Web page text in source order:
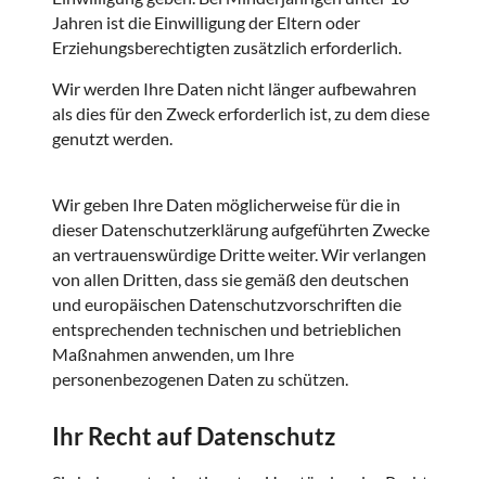
Jahren ist die Einwilligung der Eltern oder
Erziehungsberechtigten zusätzlich erforderlich.
Wir werden Ihre Daten nicht länger aufbewahren
als dies für den Zweck erforderlich ist, zu dem diese
genutzt werden.
Wir geben Ihre Daten möglicherweise für die in
dieser Datenschutzerklärung aufgeführten Zwecke
an vertrauenswürdige Dritte weiter. Wir verlangen
von allen Dritten, dass sie gemäß den deutschen
und europäischen Datenschutzvorschriften die
entsprechenden technischen und betrieblichen
Maßnahmen anwenden, um Ihre
personenbezogenen Daten zu schützen.
Ihr Recht auf Datenschutz